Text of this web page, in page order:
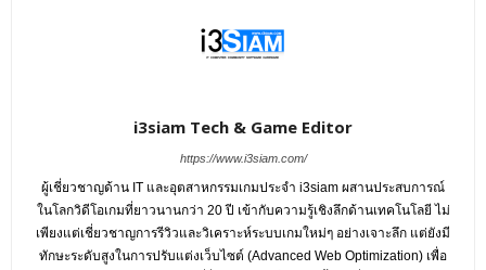
i3siam Tech & Game Editor
https://www.i3siam.com/
ผู้เชี่ยวชาญด้าน IT และอุตสาหกรรมเกมประจำ i3siam ผสานประสบการณ์
ในโลกวิดีโอเกมที่ยาวนานกว่า 20 ปี เข้ากับความรู้เชิงลึกด้านเทคโนโลยี ไม่
เพียงแต่เชี่ยวชาญการรีวิวและวิเคราะห์ระบบเกมใหม่ๆ อย่างเจาะลึก แต่ยังมี
ทักษะระดับสูงในการปรับแต่งเว็บไซต์ (Advanced Web Optimization) เพื่อ